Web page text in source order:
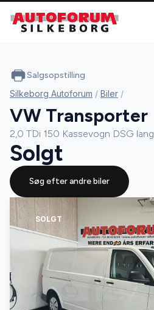
SOLGT
Salgsopstilling
Silkeborg Autoforum / Biler /
VW Transporter
2,0 TDi 150 Kassevogn DSG lang
Solgt
Søg efter andre biler